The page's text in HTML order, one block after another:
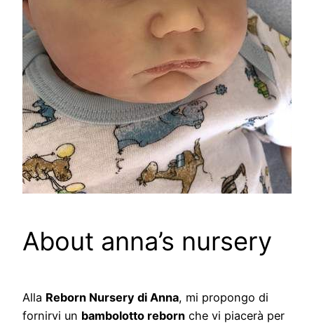
About anna’s nursery
Alla Reborn Nursery di Anna, mi propongo di
fornirvi un bambolotto reborn che vi piacerà per